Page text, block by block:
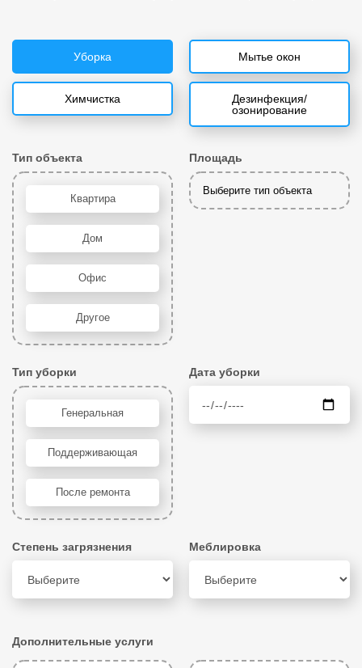
Уборка Мытье окон
Химчистка
Дезинфекция/
озонирование
Тип объекта
Квартира
Дом
Офис
Другое
Площадь
Выберите тип объекта
Тип уборки
Генеральная
Поддерживающая
После ремонта
Дата уборки
Степень загрязнения Меблировка
Дополнительные услуги